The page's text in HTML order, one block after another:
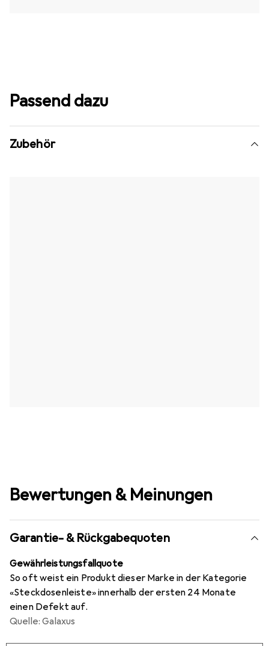
Passend dazu
Zubehör
Bewertungen & Meinungen
Garantie- & Rückgabequoten
Gewährleistungsfallquote
So oft weist ein Produkt dieser Marke in der Kategorie
«Steckdosenleiste» innerhalb der ersten 24 Monate
einen Defekt auf.
Quelle: Galaxus